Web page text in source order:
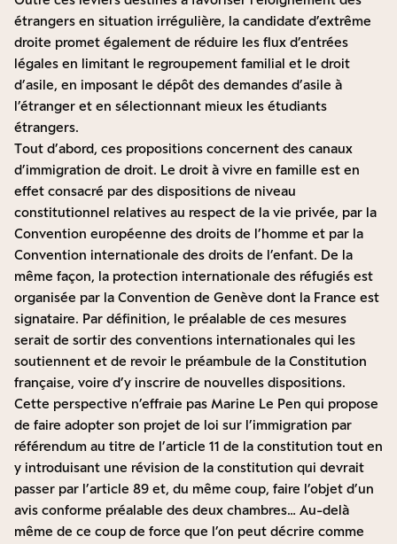
étrangers en situation irrégulière, la candidate d’extrême
droite promet également de réduire les flux d’entrées
légales en limitant le regroupement familial et le droit
d’asile, en imposant le dépôt des demandes d’asile à
l’étranger et en sélectionnant mieux les étudiants
étrangers.
Tout d’abord, ces propositions concernent des canaux
d’immigration de droit. Le droit à vivre en famille est en
effet consacré par des dispositions de niveau
constitutionnel relatives au respect de la vie privée, par la
Convention européenne des droits de l’homme et par la
Convention internationale des droits de l’enfant. De la
même façon, la protection internationale des réfugiés est
organisée par la Convention de Genève dont la France est
signataire. Par définition, le préalable de ces mesures
serait de sortir des conventions internationales qui les
soutiennent et de revoir le préambule de la Constitution
française, voire d’y inscrire de nouvelles dispositions.
Cette perspective n’effraie pas Marine Le Pen qui propose
de faire adopter son projet de loi sur l’immigration par
référendum au titre de l’article 11 de la constitution tout en
y introduisant une révision de la constitution qui devrait
passer par l’article 89 et, du même coup, faire l’objet d’un
avis conforme préalable des deux chambres… Au-delà
même de ce coup de force que l’on peut décrire comme